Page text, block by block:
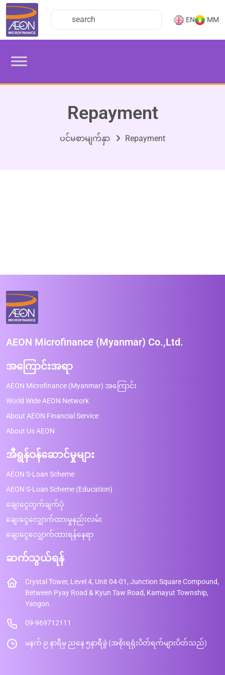
EN MM
Repayment
ပင်မစာမျက်နှာ Repayment
AEON Microfinance (Myanmar) Co.,Ltd.
အကြောင်းအရာ
AEON Microfinance (Myanmar) အကြောင်း
World Wide AEON Network
About AEON Financial Service
About Us AEON
အီရွန်ဝန်ဆောင်မှုများ
AEON S-Loan Scheme
AEON S-Loan Scheme (Education)
ချေးငွေတွက်ချက်ပုံ
ချေးငွေလျှောက်ထားမှုနည်းလမ်း
ချေးငွေလျှောက်ထားရန်နေရာ
ဆက်သွယ်ရန်
Crystal Tower, Level 4, Unit 04-01, Junction Square Compound,
Between Pyay Road & Kyun Taw Road, Kamayut Township,
Yangon.
09-969712111
မနက် ၉ နာရီမှ ညနေ ၅နာရီခွဲ (အစိုးရရုံးပိတ်ရက်များပိတ်သည်)